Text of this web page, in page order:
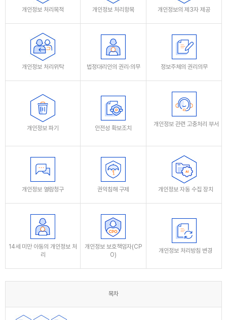
개인정보 처리목적 개인정보 처리항목 개인정보의 제3자 제공
개인정보 처리위탁 법정대리인의 권리·의무 정보주체의 권리의무
개인정보 파기 안전성 확보조치
개인정보 관련 고충처리 부서
개인정보 열람청구 권익침해 구제 개인정보 자동 수집 장치
14세 미만 아동의 개인정보 처
리
개인정보 보호책임자(CP
O)
개인정보 처리방침 변경
목차